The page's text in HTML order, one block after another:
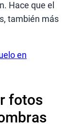
Hace que el
también más
en
fotos